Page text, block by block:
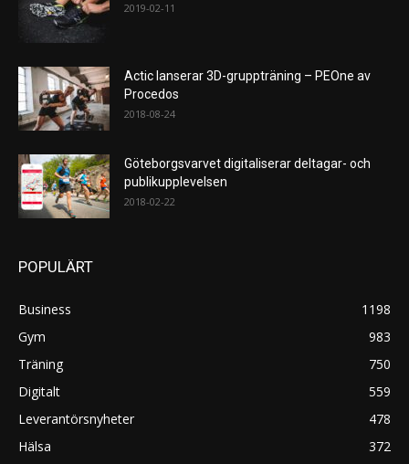
2019-02-11
Actic lanserar 3D-gruppträning – PEOne av
Procedos
2018-08-24
Göteborgsvarvet digitaliserar deltagar- och
publikupplevelsen
2018-02-22
POPULÄRT
Business
1198
Gym
983
Träning
750
Digitalt
559
Leverantörsnyheter
478
Hälsa
372